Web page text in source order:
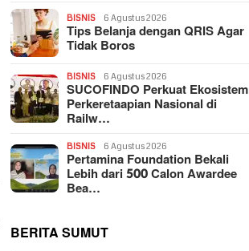
BISNIS 6 Agustus 2026
Tips Belanja dengan QRIS Agar
Tidak Boros
BISNIS 6 Agustus 2026
SUCOFINDO Perkuat Ekosistem
Perkeretaapian Nasional di
Railw…
BISNIS 6 Agustus 2026
Pertamina Foundation Bekali
Lebih dari 500 Calon Awardee
Bea…
BERITA SUMUT